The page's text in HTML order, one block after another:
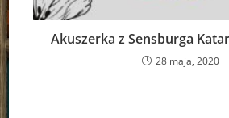
Akuszerka z Sensburga
28 maja, 2020